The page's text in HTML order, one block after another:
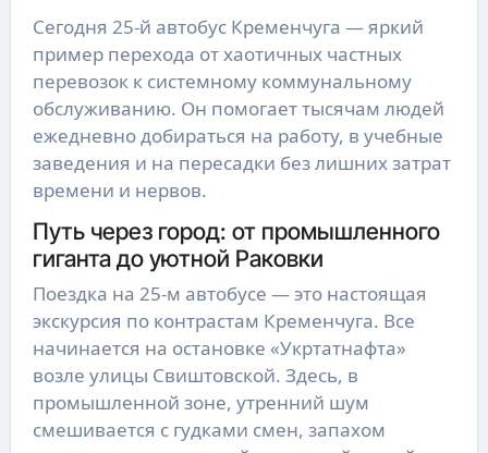
Сегодня 25-й автобус Кременчуга — яркий
пример перехода от хаотичных частных
перевозок к системному коммунальному
обслуживанию. Он помогает тысячам людей
ежедневно добираться на работу, в учебные
заведения и на пересадки без лишних затрат
времени и нервов.
Путь через город: от промышленного
гиганта до уютной Раковки
Поездка на 25-м автобусе — это настоящая
экскурсия по контрастам Кременчуга. Все
начинается на остановке «Укртатнафта»
возле улицы Свиштовской. Здесь, в
промышленной зоне, утренний шум
смешивается с гудками смен, запахом